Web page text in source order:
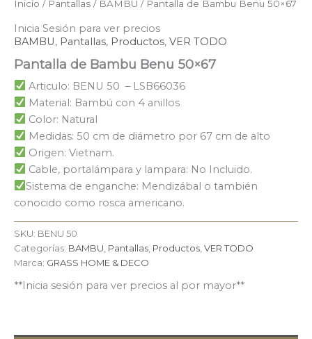
Inicio / Pantallas / BAMBU / Pantalla de Bambu Benu 50×67
Inicia Sesión para ver precios
BAMBU, Pantallas, Productos, VER TODO
Pantalla de Bambu Benu 50×67
Articulo: BENU 50 – LSB66036
Material: Bambú con 4 anillos
Color: Natural
Medidas: 50 cm de diámetro por 67 cm de alto
Origen: Vietnam.
Cable, portalámpara y lampara: No Incluido.
Sistema de enganche: Mendizábal o también
conocido como rosca americano.
SKU: BENU 50
Categorías: BAMBU Pantallas Productos VER TODO
Marca: GRASS HOME & DECO
**Inicia sesión para ver precios al por mayor**